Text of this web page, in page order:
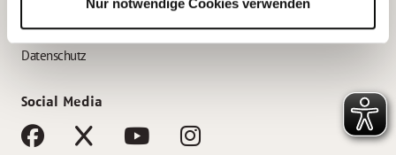
Nur notwendige Cookies verwenden
Impressum
Datenschutz
Social Media